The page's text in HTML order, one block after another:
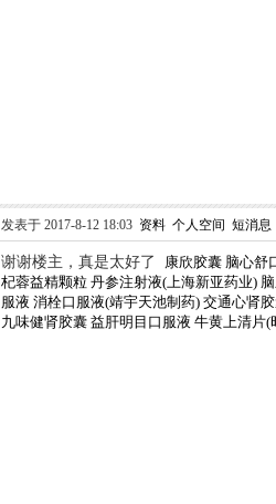
发表于 2017-8-12 18:03 资料 个人空间 短消息
谢谢楼主，真是太好了 康欣胶囊 脑心舒
杞蓉益精颗粒 丹参注射液(上海新亚药业)
服液 消栓口服液(靖宇天池制药) 交通心肾
九味健肾胶囊 益肝明目口服液 牛黄上清片(